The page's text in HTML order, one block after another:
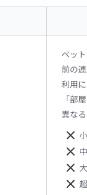
ペッ
前の
利用
「部
異な